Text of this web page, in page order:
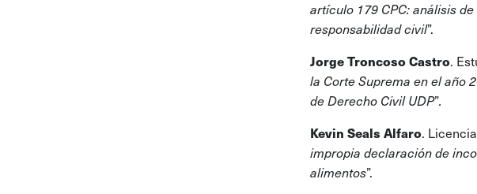
artículo 179 CPC: análisis
responsabilidad civil”.
Jorge Troncoso Castro.
la Corte Suprema en el año
de Derecho Civil UDP”.
Kevin Seals Alfaro.
impropia declaración de
alimentos”.